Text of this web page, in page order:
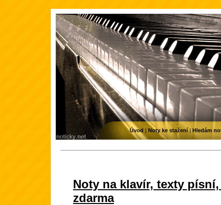
Noty na klavír, texty
zdarma
Úvod | Noty ke stažení| Hledám